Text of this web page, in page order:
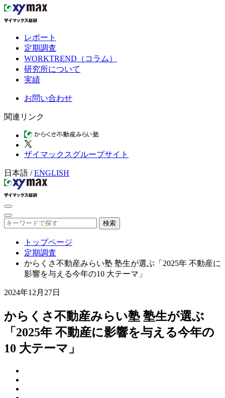
レポート
定期調査
WORKTREND（コラム）
研究所について
実績
お問い合わせ
関連リンク
ザイマックスグループサイト
日本語 /ENGLISH
検索
トップページ
定期調査
からくさ不動産みらい塾 塾生が選ぶ「2025年 不動産に
影響を与える今年の10 大テーマ」
2024年12月27日
からくさ不動産みらい塾 塾生が選ぶ
「2025年 不動産に影響を与える今年の
10 大テーマ」